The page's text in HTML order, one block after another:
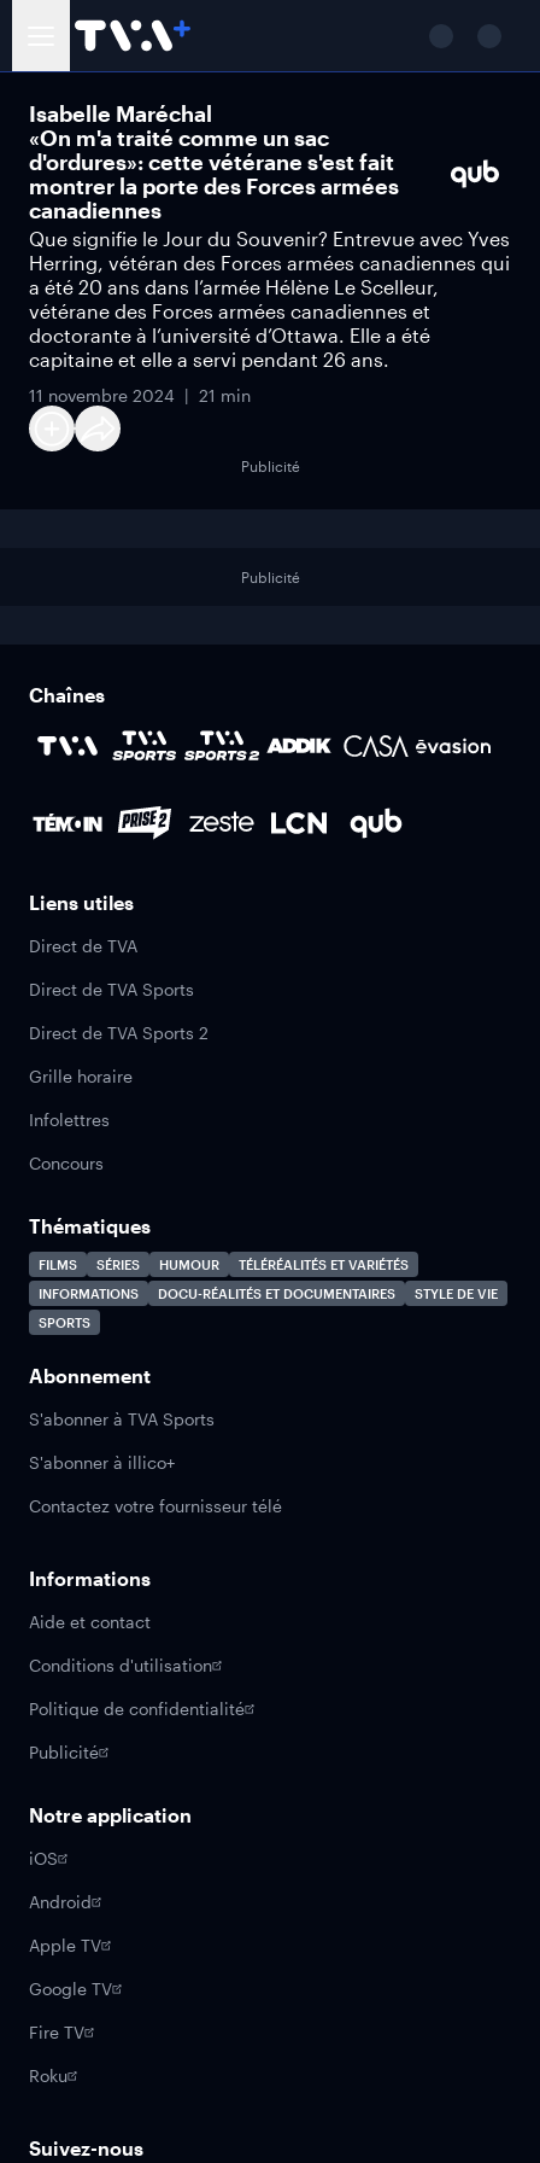
Isabelle Maréchal
«On m'a traité comme un sac
d'ordures»: cette vétérane s'est fait
montrer la porte des Forces armées
canadiennes
Que signifie le Jour du Souvenir? Entrevue avec Yves
Herring, vétéran des Forces armées canadiennes qui
a été 20 ans dans l’armée Hélène Le Scelleur,
vétérane des Forces armées canadiennes et
doctorante à l’université d’Ottawa. Elle a été
capitaine et elle a servi pendant 26 ans.
11 novembre 2024 21 min
Publicité
Publicité
Chaînes
Liens utiles
Direct de TVA
Direct de TVA Sports
Direct de TVA Sports 2
Grille horaire
Infolettres
Concours
Thématiques
FILMS SÉRIES HUMOUR
TÉLÉRÉALITÉS ET VARIÉTÉS
INFORMATIONS
DOCU-RÉALITÉS ET DOCUMENTAIRES
STYLE DE VIE
SPORTS
Abonnement
S'abonner à TVA Sports
S'abonner à illico+
Contactez votre fournisseur télé
Informations
Aide et contact
Conditions d'utilisation
Politique de confidentialité
Publicité
Notre application
iOS
Android
Apple TV
Google TV
Fire TV
Roku
Suivez-nous